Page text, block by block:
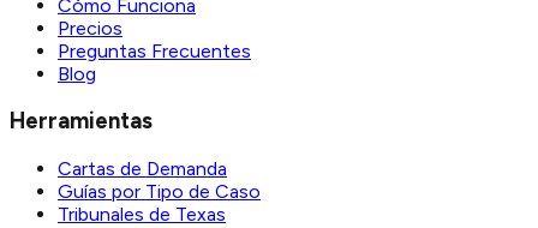
Cómo Funciona
Precios
Preguntas Frecuentes
Blog
Herramientas
Cartas de Demanda
Guías por Tipo de Caso
Tribunales de Texas